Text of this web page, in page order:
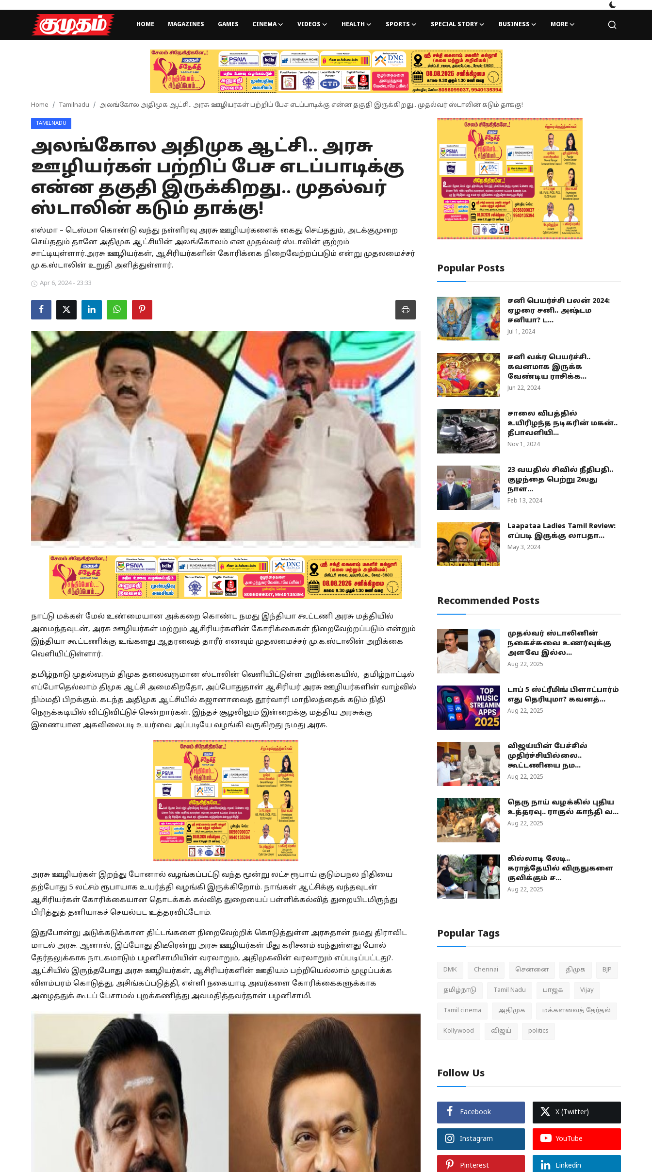
HOME MAGAZINES GAMES CINEMA VIDEOS HEALTH SPORTS SPECIAL STORY BUSINESS MORE
Games
Special Story
Business
Astrology
Spirituality
Weather
Home Tamilnadu அலங்கோல அதிமுக ஆட்சி.. அரசு ஊழியர்கள் பற்றிப் பேச எடப்பாடிக்கு என்ன தகுதி இருக்கிறது.. முதல்வர் ஸ்டாலின் கடும் தாக்கு!
TAMILNADU
அலங்கோல அதிமுக ஆட்சி.. அரசு
ஊழியர்கள் பற்றிப் பேச எடப்பாடிக்கு
என்ன தகுதி இருக்கிறது.. முதல்வர்
ஸ்டாலின் கடும் தாக்கு!
எஸ்மா – டெஸ்மா கொண்டு வந்து நள்ளிரவு அரசு ஊழியர்களைக் கைது செய்ததும், அடக்குமுறை
செய்ததும் தானே அதிமுக ஆட்சியின் அலங்கோலம் என முதல்வர் ஸ்டாலின் குற்றம்
சாட்டியுள்ளார்.அரசு ஊழியர்கள், ஆசிரியர்களின் கோரிக்கை நிறைவேற்றப்படும் என்று முதலமைச்சர்
மு.க.ஸ்டாலின் உறுதி அளித்துள்ளார்.
Apr 6, 2024 - 23:33
நாட்டு மக்கள் மேல் உண்மையான அக்கறை கொண்ட நமது இந்தியா கூட்டணி அரசு மத்தியில்
அமைந்தவுடன், அரசு ஊழியர்கள் மற்றும் ஆசிரியர்களின் கோரிக்கைகள் நிறைவேற்றப்படும் என்றும்
இந்தியா கூட்டணிக்கு உங்களது ஆதரவைத் தாரீர் எனவும் முதலமைச்சர் மு.க.ஸ்டாலின் அறிக்கை
வெளியிட்டுள்ளார்.
தமிழ்நாடு முதல்வரும் திமுக தலைவருமான ஸ்டாலின் வெளியிட்டுள்ள அறிக்கையில், தமிழ்நாட்டில்
எப்போதெல்லாம் திமுக ஆட்சி அமைகிறதோ, அப்போதுதான் ஆசிரியர் அரசு ஊழியர்களின் வாழ்வில்
நிம்மதி பிறக்கும். கடந்த அதிமுக ஆட்சியில் கஜானாவைத் தூர்வாரி மாநிலத்தைக் கடும் நிதி
நெருக்கடியில் விட்டுவிட்டுச் சென்றார்கள். இந்தச் சூழலிலும் இன்றைக்கு மத்திய அரசுக்கு
இணையான அகவிலைபடி உயர்வை அப்படியே வழங்கி வருகிறது நமது அரசு.
அரசு ஊழியர்கள் இறந்து போனால் வழங்கப்பட்டு வந்த மூன்று லட்ச ரூபாய் குடும்பநல நிதியை
தற்போது 5 லட்சம் ரூபாயாக உயர்த்தி வழங்கி இருக்கிறோம். நாங்கள் ஆட்சிக்கு வந்தவுடன்
ஆசிரியர்கள் கோரிக்கையான தொடக்கக் கல்வித் துறையைப் பள்ளிக்கல்வித் துறையிடமிருந்து
பிரித்துத் தனியாகச் செயல்பட உத்தரவிட்டோம்.
இதுபோன்று அடுக்கடுக்கான திட்டங்களை நிறைவேற்றிக் கொடுத்துள்ள அரசுதான் நமது திராவிட
மாடல் அரசு. ஆனால், இப்போது திடீரென்று அரசு ஊழியர்கள் மீது கரிசனம் வந்துள்ளது போல்
தேர்தலுக்காக நாடகமாடும் பழனிசாமியின் வரலாறும், அதிமுகவின் வரலாறும் எப்படிப்பட்டது?.
ஆட்சியில் இருந்தபோது அரசு ஊழியர்கள், ஆசிரியர்களின் ஊதியம் பற்றியெல்லாம் முழுப்பக்க
விளம்பரம் கொடுத்து, அசிங்கப்படுத்தி, எள்ளி நகையாடி அவர்களை கோரிக்கைகளுக்காக
அழைத்துக் கூடப் பேசாமல் புறக்கணித்து அவமதித்தவர்தான் பழனிசாமி.
Popular Posts
சனி பெயர்ச்சி பலன் 2024:
ஏழரை சனி.. அஷ்டம
சனியா? ட...
Jul 1, 2024
சனி வக்ர பெயர்ச்சி..
கவனமாக இருக்க
வேண்டிய ராசிக்க...
Jun 22, 2024
சாலை விபத்தில்
உயிரிழந்த நடிகரின் மகன்..
தீபாவளியி...
Nov 1, 2024
23 வயதில் சிவில் நீதிபதி..
குழந்தை பெற்று 2வது
நாள...
Feb 13, 2024
Laapataa Ladies Tamil Review:
எப்படி இருக்கு லாபதா...
May 3, 2024
Recommended Posts
முதல்வர் ஸ்டாலினின்
நகைச்சுவை உணர்வுக்கு
அளவே இல்ல...
Aug 22, 2025
டாப் 5 ஸ்ட்ரீமிங் பிளாட்பார்ம்
எது தெரியுமா? கவனத்...
Aug 22, 2025
விஜய்யின் பேச்சில்
முதிர்ச்சியில்லை..
கூட்டணியை நம...
Aug 22, 2025
தெரு நாய் வழக்கில் புதிய
உத்தரவு.. ராகுல் காந்தி வ...
Aug 22, 2025
கில்லாடி லேடி..
கராத்தேயில் விருதுகளை
குவிக்கும் ச...
Aug 22, 2025
Popular Tags
DMK Chennai சென்னை திமுக BJP
தமிழ்நாடு Tamil Nadu பாஜக Vijay
Tamil cinema அதிமுக மக்களவைத் தேர்தல்
Kollywood விஜய் politics
Follow Us
Facebook X (Twitter)
Instagram YouTube
Pinterest Linkedin